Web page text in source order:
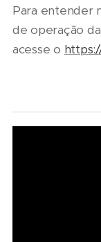
Para entender
de operação
acesse o